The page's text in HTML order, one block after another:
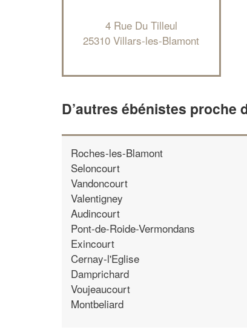
4 Rue Du Tilleul
25310 Villars-les-Blamont
D’autres ébénistes proche
Roches-les-Blamont
Seloncourt
Vandoncourt
Valentigney
Audincourt
Pont-de-Roide-Vermondans
Exincourt
Cernay-l'Eglise
Damprichard
Voujeaucourt
Montbeliard